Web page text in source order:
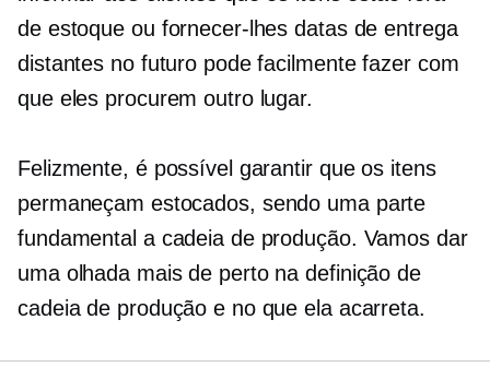
de estoque ou fornecer-lhes datas de entrega
distantes no futuro pode facilmente fazer com
que eles procurem outro lugar.
Felizmente, é possível garantir que os itens
permaneçam estocados, sendo uma parte
fundamental a cadeia de produção. Vamos dar
uma olhada mais de perto na definição de
cadeia de produção e no que ela acarreta.